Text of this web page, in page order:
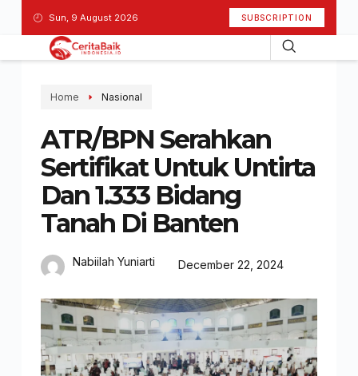
Sun, 9 August 2026 SUBSCRIPTION
Home Nasional
ATR/BPN Serahkan
Sertifikat Untuk Untirta
Dan 1.333 Bidang
Tanah Di Banten
Nabiilah Yuniarti December 22, 2024